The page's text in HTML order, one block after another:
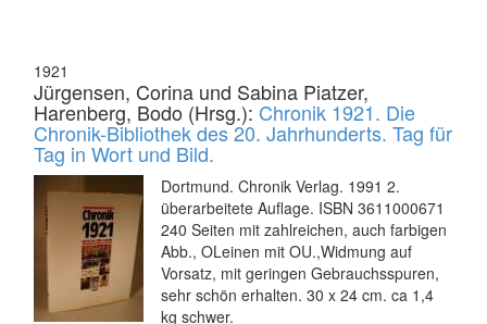
1921
Jürgensen, Corina und Sabina Piatzer,
Harenberg, Bodo (Hrsg.): Chronik 1921. Die
Chronik-Bibliothek des 20. Jahrhunderts. Tag für
Tag in Wort und Bild.
Dortmund. Chronik Verlag. 1991 2.
überarbeitete Auflage. ISBN 3611000671
240 Seiten mit zahlreichen, auch farbigen
Abb., OLeinen mit OU.,Widmung auf
Vorsatz, mit geringen Gebrauchsspuren,
sehr schön erhalten. 30 x 24 cm. ca 1,4
kg schwer.